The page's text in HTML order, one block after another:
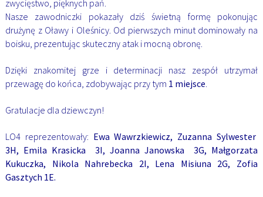
zwycięstwo, pięknych pań.
Nasze zawodniczki pokazały dziś świetną formę pokonując
drużynę z Oławy i Oleśnicy. Od pierwszych minut dominowały na
boisku, prezentując skuteczny atak i mocną obronę.
Dzięki znakomitej grze i determinacji nasz zespół utrzymał
przewagę do końca, zdobywając przy tym 1 miejsce.
Gratulacje dla dziewczyn!
LO4 reprezentowały: Ewa Wawrzkiewicz, Zuzanna Sylwester
3H, Emila Krasicka 3I, Joanna Janowska 3G, Małgorzata
Kukuczka, Nikola Nahrebecka 2I, Lena Misiuna 2G, Zofia
Gasztych 1E.